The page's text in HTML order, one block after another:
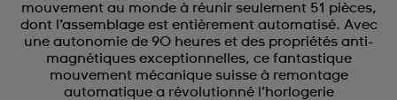
mouvement au monde à réunir seulement 51 pièces,
dont l’assemblage est entièrement automatisé. Avec
une autonomie de 90 heures et des propriétés anti-
magnétiques exceptionnelles, ce fantastique
mouvement mécanique suisse à remontage
automatique a révolutionné l’horlogerie